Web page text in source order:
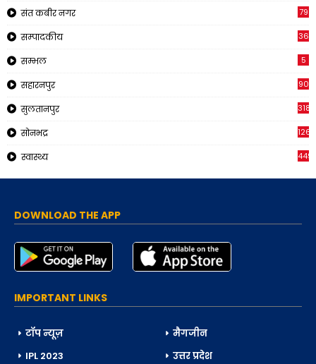
संत कबीर नगर 79
सम्पादकीय 36
सम्भल 5
सहारनपुर 90
सुलतानपुर 318
सोनभद्र 1266
स्वास्थ्य 449
DOWNLOAD THE APP
IMPORTANT LINKS
टॉप न्यूज़
मैगजीन
IPL 2023
उत्तर प्रदेश